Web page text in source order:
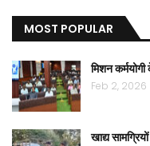
MOST POPULAR
मिशन
Feb 2, 2026
खाद्य